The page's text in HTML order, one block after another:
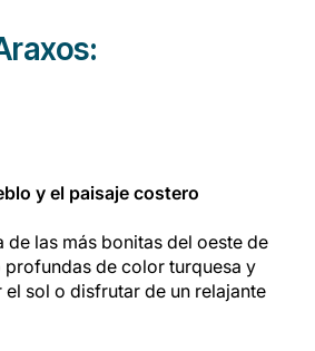
y el paisaje costero
de las más bonitas del oeste de
profundas de color turquesa y
sol o disfrutar de un relajante